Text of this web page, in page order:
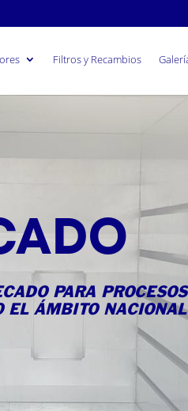
Filtros y Recambios
PARA PROCESOS
EL ÁMBITO